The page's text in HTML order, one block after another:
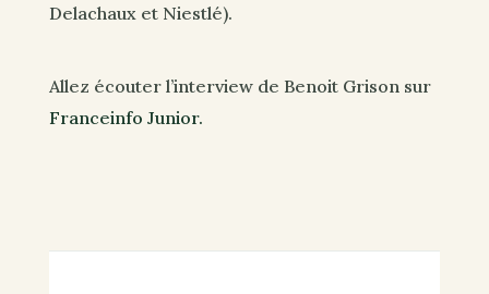
Delachaux et Niestlé).
Allez écouter l’interview de Benoit Grison sur
Franceinfo Junior.